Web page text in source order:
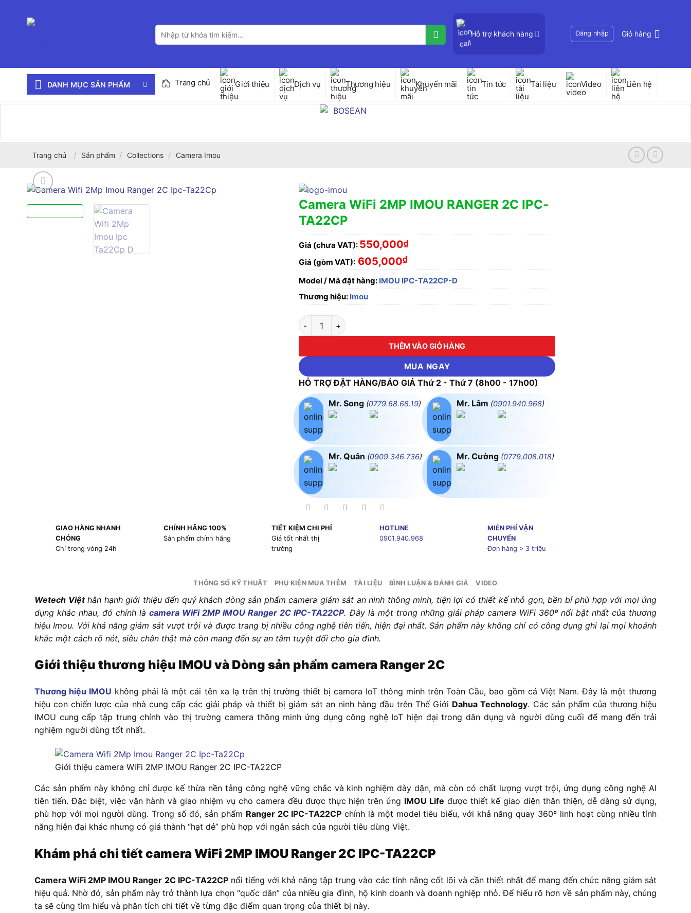
Tìm
kiếm:
Hỗ trợ khách hàng Đăng nhập Giỏ hàng
DANH MỤC SẢN PHẨM Trang chủ Giới thiệu Dịch vụ Thương hiệu Khuyến mãi Tin tức Tài liệu Video Liên hệ
Trang chủ / Sản phẩm / Collections / Camera Imou
Camera WiFi 2MP IMOU RANGER 2C IPC-
TA22CP
Giá (chưa VAT): 550,000₫
Giá (gồm VAT): 605,000₫
Model / Mã đặt hàng: IMOU IPC-TA22CP-D
Thương hiệu: Imou
Camera WiFi 2MP IMOU RANGER 2C IPC-TA22CP số lượng
THÊM VÀO GIỎ HÀNG
MUA NGAY
HỖ TRỢ ĐẶT HÀNG/BÁO GIÁ Thứ 2 - Thứ 7 (8h00 - 17h00)
Mr. Song (0779.68.68.19)
Mr. Quân (0909.346.736)
Mr. Lâm (0901.940.968)
Mr. Cường (0779.008.018)
GIAO HÀNG NHANH
CHÓNG
Chỉ trong vòng 24h
CHÍNH HÃNG 100%
Sản phẩm chính hãng
TIẾT KIỆM CHI PHÍ
Giá tốt nhất thị
trường
HOTLINE
0901.940.968
MIỄN PHÍ VẬN
CHUYỂN
Đơn hàng > 3 triệu
THÔNG SỐ KỸ THUẬT PHỤ KIỆN MUA THÊM TÀI LIỆU BÌNH LUẬN & ĐÁNH GIÁ VIDEO
Wetech Việthân hạnh giới thiệu đến quý khách dòng sản phẩm camera giám sát an ninh thông minh, tiện lợi có thiết kế nhỏ gọn, bền bỉ phù hợp với mọi ứng
dụng khác nhau, đó chính làcamera WiFi 2MP IMOU Ranger 2C IPC-TA22CP. Đây là một trong những giải pháp camera WiFi 360º nổi bật nhất của thương
hiệu Imou. Với khả năng giám sát vượt trội và được trang bị nhiều công nghệ tiên tiến, hiện đại nhất. Sản phẩm này không chỉ có công dụng ghi lại mọi khoảnh
khắc một cách rõ nét, siêu chân thật mà còn mang đến sự an tâm tuyệt đối cho gia đình.
Giới thiệu thương hiệu IMOU và Dòng sản phẩm camera Ranger 2C
Thương hiệu IMOU không phải là một cái tên xa lạ trên thị trường thiết bị camera IoT thông minh trên Toàn Cầu, bao gồm cả Việt Nam. Đây là một thương
hiệu con chiến lược của nhà cung cấp các giải pháp và thiết bị giám sát an ninh hàng đầu trên Thế Giới Dahua Technology. Các sản phẩm của thương hiệu
IMOU cung cấp tập trung chính vào thị trường camera thông minh ứng dụng công nghệ IoT hiện đại trong dân dụng và người dùng cuối để mang đến trải
nghiệm người dùng tốt nhất.
Giới thiệu camera WiFi 2MP IMOU Ranger 2C IPC-TA22CP
Các sản phẩm này không chỉ được kế thừa nền tảng công nghệ vững chắc và kinh nghiệm dày dặn, mà còn có chất lượng vượt trội, ứng dụng công nghệ AI
tiên tiến. Đặc biệt, việc vận hành và giao nhiệm vụ cho camera đều được thực hiện trên ứng IMOU Life được thiết kế giao diện thân thiện, dễ dàng sử dụng,
phù hợp với mọi người dùng. Trong số đó, sản phẩm Ranger 2C IPC-TA22CP chính là một model tiêu biểu, với khả năng quay 360º linh hoạt cùng nhiều tính
năng hiện đại khác nhưng có giá thành “hạt dẻ” phù hợp với ngân sách của người tiêu dùng Việt.
Khám phá chi tiết camera WiFi 2MP IMOU Ranger 2C IPC-TA22CP
Camera WiFi 2MP IMOU Ranger 2C IPC-TA22CPnổi tiếng với khả năng tập trung vào các tính năng cốt lõi và cần thiết nhất để mang đến chức năng giám sát
hiệu quả. Nhờ đó, sản phẩm này trở thành lựa chọn “quốc dân” của nhiều gia đình, hộ kinh doanh và doanh nghiệp nhỏ. Để hiểu rõ hơn về sản phẩm này, chúng
ta sẽ cùng tìm hiểu và phân tích chi tiết về từng đặc điểm quan trọng của thiết bị này.